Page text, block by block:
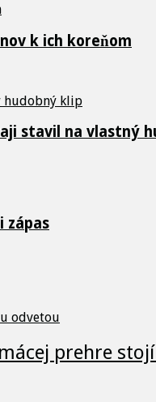
k ich koreňom
stavil na vlastný
zápas
prehre